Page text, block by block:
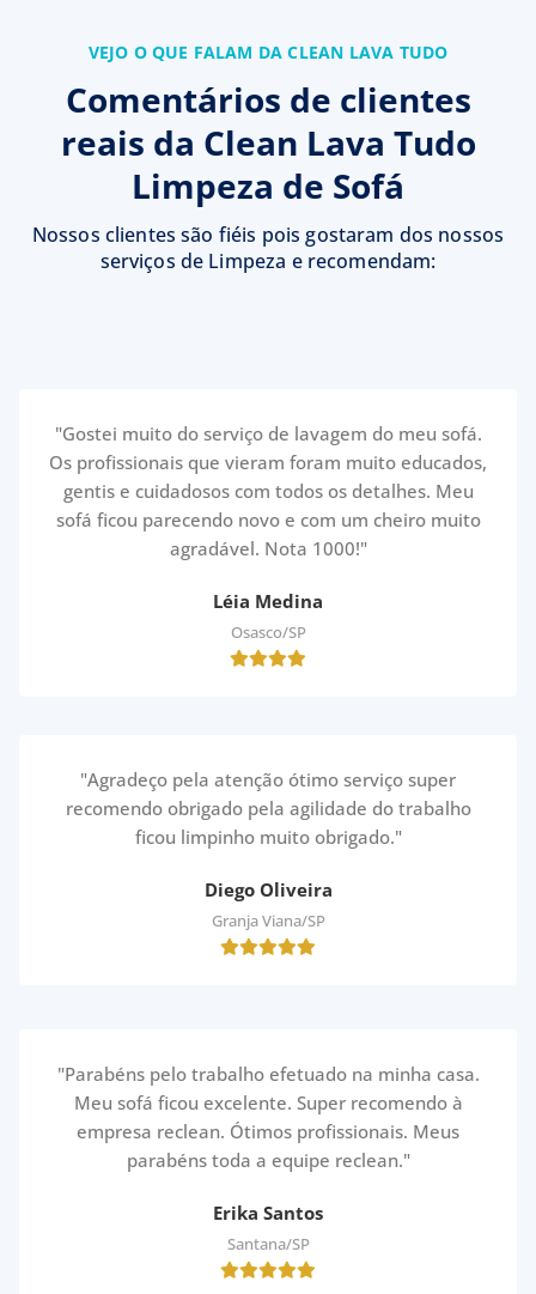
VEJO O QUE FALAM DA CLEAN LAVA TUDO
Comentários de clientes
reais da Clean Lava Tudo
Limpeza de Sofá
Nossos clientes são fiéis pois gostaram dos nossos
serviços de Limpeza e recomendam:
"Gostei muito do serviço de lavagem do meu sofá.
Os profissionais que vieram foram muito educados,
gentis e cuidadosos com todos os detalhes. Meu
sofá ficou parecendo novo e com um cheiro muito
agradável. Nota 1000!"
Léia Medina
Osasco/SP
"Agradeço pela atenção ótimo serviço super
recomendo obrigado pela agilidade do trabalho
ficou limpinho muito obrigado."
Diego Oliveira
Granja Viana/SP
"Parabéns pelo trabalho efetuado na minha casa.
Meu sofá ficou excelente. Super recomendo à
empresa reclean. Ótimos profissionais. Meus
parabéns toda a equipe reclean."
Erika Santos
Santana/SP